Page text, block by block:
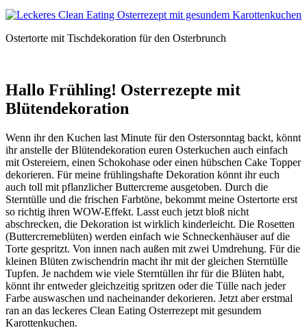
Ostertorte mit Tischdekoration für den Osterbrunch
Hallo Frühling! Osterrezepte mit
Blütendekoration
Wenn ihr den Kuchen last Minute für den Ostersonntag backt, könnt
ihr anstelle der Blütendekoration euren Osterkuchen auch einfach
mit Ostereiern, einen Schokohase oder einen hübschen Cake Topper
dekorieren. Für meine frühlingshafte Dekoration könnt ihr euch
auch toll mit pflanzlicher Buttercreme ausgetoben. Durch die
Sterntülle und die frischen Farbtöne, bekommt meine Ostertorte erst
so richtig ihren WOW-Effekt. Lasst euch jetzt bloß nicht
abschrecken, die Dekoration ist wirklich kinderleicht. Die Rosetten
(Buttercremeblüten) werden einfach wie Schneckenhäuser auf die
Torte gespritzt. Von innen nach außen mit zwei Umdrehung. Für die
kleinen Blüten zwischendrin macht ihr mit der gleichen Sterntülle
Tupfen. Je nachdem wie viele Sterntüllen ihr für die Blüten habt,
könnt ihr entweder gleichzeitig spritzen oder die Tülle nach jeder
Farbe auswaschen und nacheinander dekorieren. Jetzt aber erstmal
ran an das leckeres Clean Eating Osterrezept mit gesundem
Karottenkuchen.